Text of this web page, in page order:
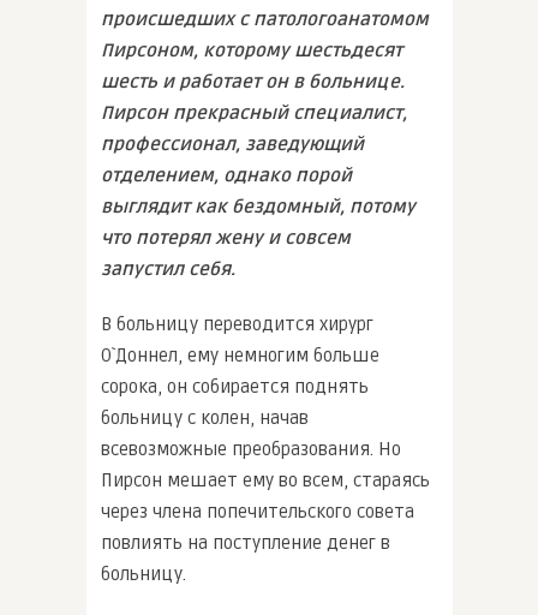
происшедших с патологоанатомом
Пирсоном, которому шестьдесят
шесть и работает он в больнице.
Пирсон прекрасный специалист,
профессионал, заведующий
отделением, однако порой
выглядит как бездомный, потому
что потерял жену и совсем
запустил себя.
В больницу переводится хирург
О`Доннел, ему немногим больше
сорока, он собирается поднять
больницу с колен, начав
всевозможные преобразования. Но
Пирсон мешает ему во всем, стараясь
через члена попечительского совета
повлиять на поступление денег в
больницу.